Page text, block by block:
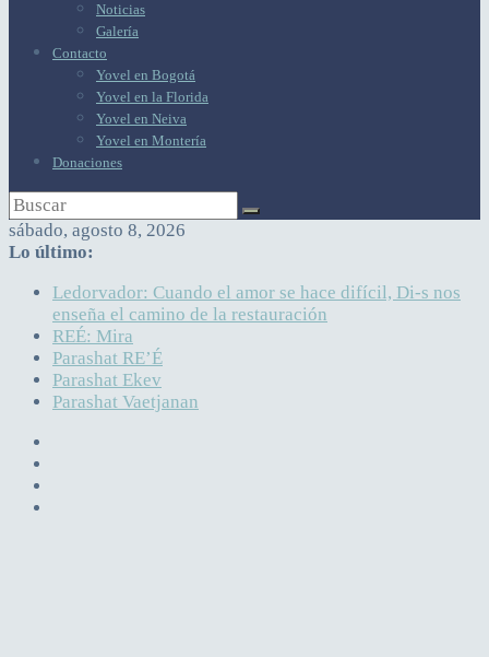
Noticias
Galería
Contacto
Yovel en Bogotá
Yovel en la Florida
Yovel en Neiva
Yovel en Montería
Donaciones
sábado, agosto 8, 2026
Lo último:
Ledorvador: Cuando el amor se hace difícil, Di-s nos
enseña el camino de la restauración
REÉ: Mira
Parashat RE’É
Parashat Ekev
Parashat Vaetjanan